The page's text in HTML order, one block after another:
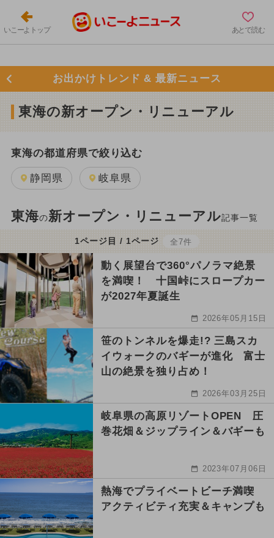
いこーよトップ あとで読む
お出かけトレンド & 最新ニュース
東海の新オープン・リニューアル
東海の都道府県で絞り込む
静岡県 岐阜県
東海の新オープン・リニューアル記事一覧
1ページ目 / 1ページ 全7件
動く展望台で360°パノラマ絶景
を満喫！ 十国峠にスロープカー
が2027年夏誕生
2026年05月15日
笹のトンネルを爆走!? 三島スカ
イウォークのバギーが進化 富士
山の絶景を独り占め！
2026年03月25日
岐阜県の高原リゾートOPEN 圧
巻花畑＆ジップライン＆バギーも
2023年07月06日
熱海でプライベートビーチ満喫
アクティビティ充実＆キャンプも